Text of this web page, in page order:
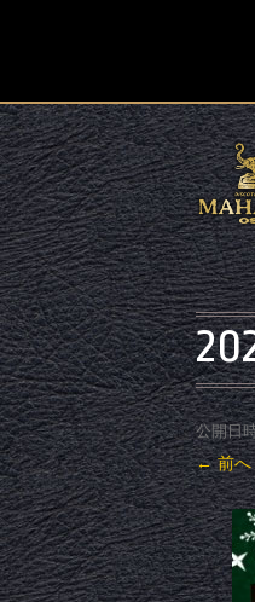
公開日
← 前へ